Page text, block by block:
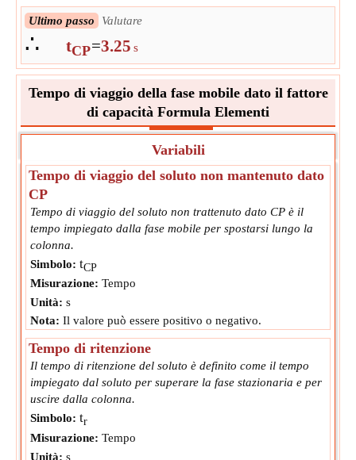
Ultimo passo Valutare
∴ tCP=3.25 s
Tempo di viaggio della fase mobile dato il fattore
di capacità Formula Elementi
Variabili
Tempo di viaggio del soluto non mantenuto dato
CP
Tempo di viaggio del soluto non trattenuto dato CP è il
tempo impiegato dalla fase mobile per spostarsi lungo la
colonna.
Simbolo: tCP
Misurazione: Tempo
Unità: s
Nota: Il valore può essere positivo o negativo.
Tempo di ritenzione
Il tempo di ritenzione del soluto è definito come il tempo
impiegato dal soluto per superare la fase stazionaria e per
uscire dalla colonna.
Simbolo: tr
Misurazione: Tempo
Unità: s